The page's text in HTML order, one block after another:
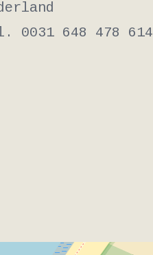
0031 648 478 614